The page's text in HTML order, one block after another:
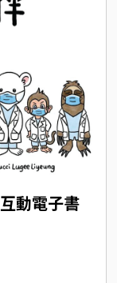
動電子書